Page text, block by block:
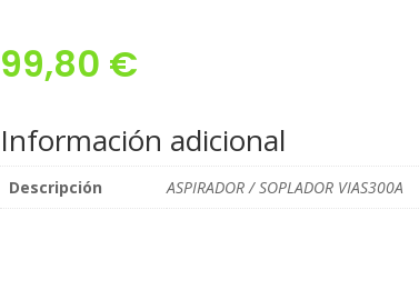
99,80 €
Información adicional
Descripción ASPIRADOR / SOPLADOR VIAS300A